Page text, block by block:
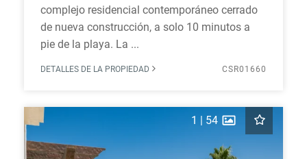
complejo residencial contemporáneo cerrado
de nueva construcción, a solo 10 minutos a
pie de la playa. La ...
DETALLES DE LA PROPIEDAD CSR01660
1 | 54